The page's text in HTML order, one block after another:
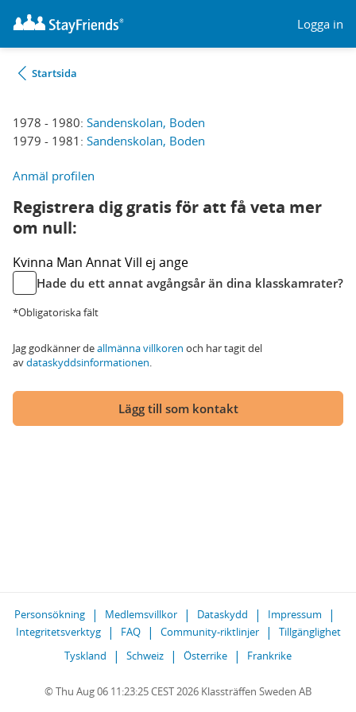
Logga in
Startsida
1978 - 1980: Sandenskolan, Boden
1979 - 1981: Sandenskolan, Boden
Anmäl profilen
Registrera dig gratis för att få veta mer
om null:
Kvinna Man AnnatVill ej ange
Hade du ett annat avgångsår än dina klasskamrater?
*Obligatoriska fält
Jag godkänner deallmänna villkoren och har tagit del
avdataskyddsinformationen.
Lägg till som kontakt
Personsökning Medlemsvillkor Dataskydd
Impressum
Integritetsverktyg
FAQ Community-riktlinjer
Tillgänglighet
Tyskland
Schweiz Österrike Frankrike
© Thu Aug 06 11:23:25 CEST 2026 Klassträffen Sweden AB